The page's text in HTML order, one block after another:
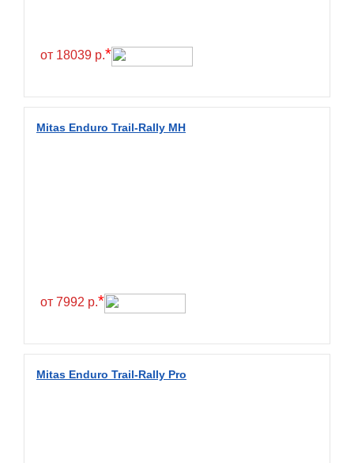
от 18039 р.*
Mitas Enduro Trail-Rally MH
от 7992 р.*
Mitas Enduro Trail-Rally Pro